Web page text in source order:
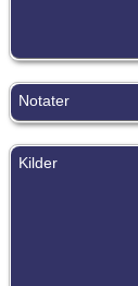
Notater
Kilder